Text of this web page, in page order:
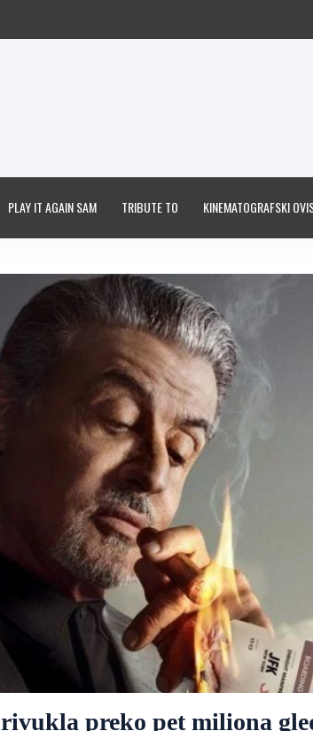
PLAY IT AGAIN SAM TRIBUTE TO KINEMATOGRAFSKI
preko pet miliona